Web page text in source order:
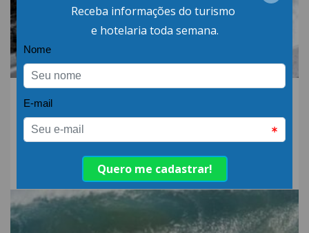
06.AGO.26 | POR: ABIH-SC
Qual a diferença entre
detergente alcalino e
neutro?